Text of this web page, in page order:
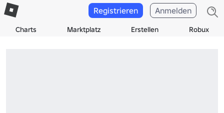
Charts Marktplatz Erstellen Robux
Registrieren Anmelden